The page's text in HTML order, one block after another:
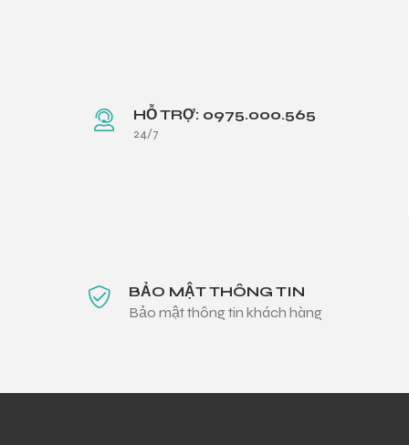
HỖ TRỢ: 0975.000.565
24/7
BẢO MẬT THÔNG TIN
Bảo mật thông tin khách hàng